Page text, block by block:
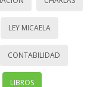
LEY MICAELA
CONTABILIDAD
LIBROS